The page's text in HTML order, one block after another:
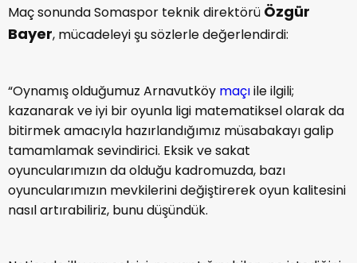
Maç sonunda Somaspor teknik direktörü Özgür
Bayer, mücadeleyi şu sözlerle değerlendirdi:
“Oynamış olduğumuz Arnavutköy maçıile ilgili;
kazanarak ve iyi bir oyunla ligi matematiksel olarak da
bitirmek amacıyla hazırlandığımız müsabakayı galip
tamamlamak sevindirici. Eksik ve sakat
oyuncularımızın da olduğu kadromuzda, bazı
oyuncularımızın mevkilerini değiştirerek oyun kalitesini
nasıl artırabiliriz, bunu düşündük.